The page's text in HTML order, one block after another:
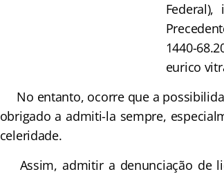
1440-
eurico
No entanto, ocorre que a
obrigado a admiti-la sempre,
celeridade.
Assim, admitir a denunciação de